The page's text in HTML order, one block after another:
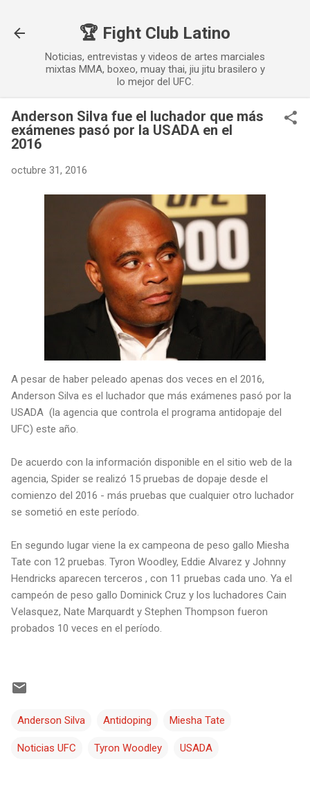
🏆 Fight Club Latino
Noticias, entrevistas y videos de artes marciales
mixtas MMA, boxeo, muay thai, jiu jitu brasilero y
lo mejor del UFC.
Anderson Silva fue el luchador que más
exámenes pasó por la USADA en el
2016
octubre 31, 2016
A pesar de haber peleado apenas dos veces en el 2016,
Anderson Silva es el luchador que más exámenes pasó por la
USADA (la agencia que controla el programa antidopaje del
UFC) este año.
De acuerdo con la información disponible en el sitio web de la
agencia, Spider se realizó 15 pruebas de dopaje desde el
comienzo del 2016 - más pruebas que cualquier otro luchador
se sometió en este período.
En segundo lugar viene la ex campeona de peso gallo Miesha
Tate con 12 pruebas. Tyron Woodley, Eddie Alvarez y Johnny
Hendricks aparecen terceros , con 11 pruebas cada uno. Ya el
campeón de peso gallo Dominick Cruz y los luchadores Cain
Velasquez, Nate Marquardt y Stephen Thompson fueron
probados 10 veces en el período.
Anderson Silva Antidoping Miesha Tate
Noticias UFC Tyron Woodley USADA